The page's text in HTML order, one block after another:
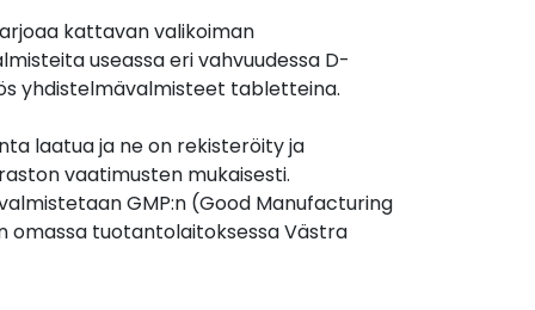
kattavan valikoiman
useassa eri vahvuudessa D-
yhdistelmävalmisteet tabletteina.
laatua ja ne on rekisteröity ja
vaatimusten mukaisesti.
GMP:n (Good Manufacturing
omassa tuotantolaitoksessa Västra